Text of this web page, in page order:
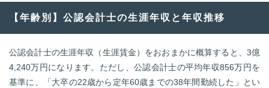
【年齢別】公認会計士の生涯年収と年収推移
公認会計士の生涯年収（生涯賃金）をおおまかに概算すると、3億
4,240万円になります。ただし、公認会計士の平均年収856万円を
基準に、「大卒の22歳から定年60歳までの38年間勤続した」とい